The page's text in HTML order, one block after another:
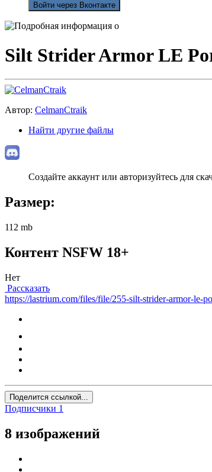
Войти через Вконтакте
Silt Strider Armor LE
Автор: CelmanCtraik
Найти другие файлы
Создайте аккаунт или авторизуйтесь для
Размер:
112 mb
Контент NSFW 18+
Нет
Рассказать
https://lastrium.com/files/file/255-silt-strider-armor-le-
Поделится ссылкой...
Подписчики 1
8 изображений